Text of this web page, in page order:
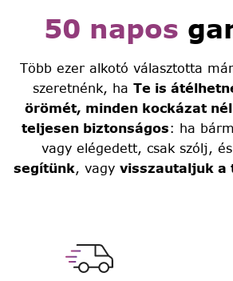
50 napos
Több ezer alkotó választotta
szeretnénk, ha Te is
örömét, minden kockázat
teljesen biztonságos: ha
vagy elégedett, csak szólj, és
segítünk, vagy visszautaljuk a